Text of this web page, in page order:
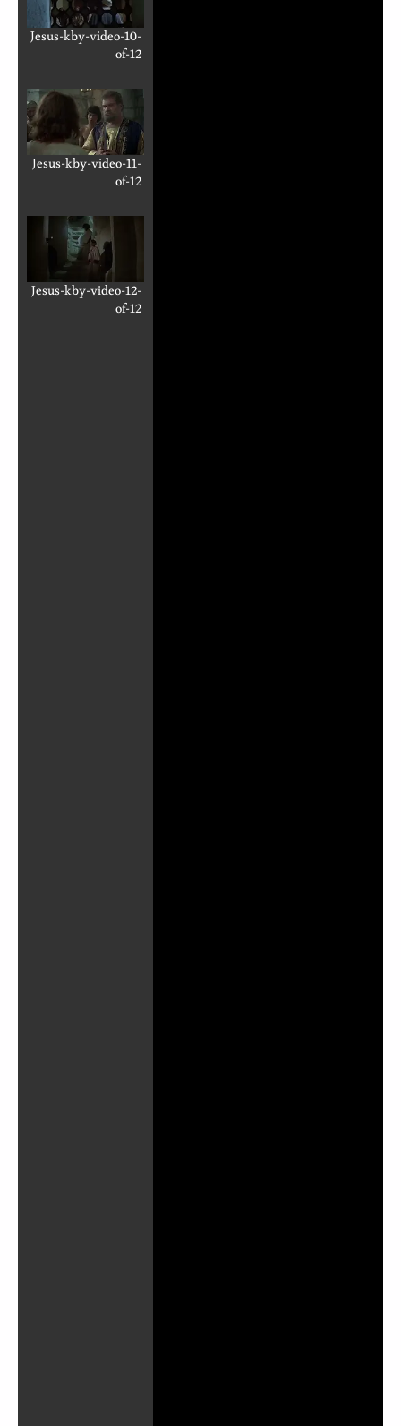
Jesus-kby-video-10-
of-12
Jesus-kby-video-11-
of-12
Jesus-kby-video-12-
of-12